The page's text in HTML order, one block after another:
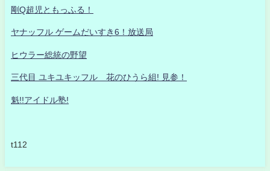
剛Q超児ともっふる！
ヤナッフル ゲームだいすき6！放送局
ヒウラー総統の野望
三代目 ユキユキッフル 花のひうら組! 見参！
魁!!アイドル塾!
t112